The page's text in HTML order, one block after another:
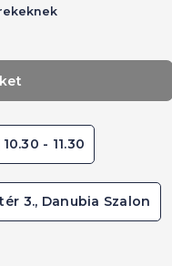
- 11.30
3., Danubia Szalon